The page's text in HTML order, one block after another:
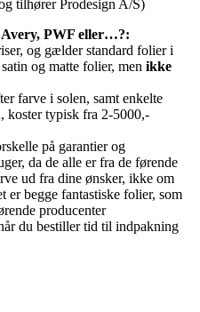
tilhører Prodesign A/S)
Avery, PWF eller…?:
og gælder standard folier i
og matte folier, men ikke
farve i solen, samt enkelte
koster typisk fra 2-5000,-
på garantier og
da de alle er fra de førende
ud fra dine ønsker, ikke om
er begge fantastiske folier, som
producenter
du bestiller tid til indpakning